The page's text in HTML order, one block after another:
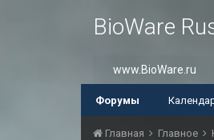
BioWare
www.BioWare.ru
Форумы
Главная Главное